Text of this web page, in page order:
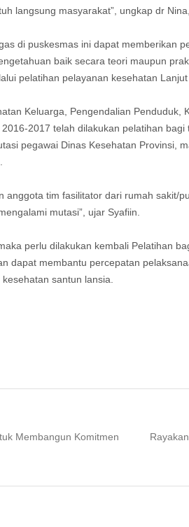
langsung masyarakat”, ungkap dr
di puskesmas ini dapat memberikan
baik secara teori maupun
pelatihan pelayanan kesehatan
Keluarga, Pengendalian Penduduk,
2017 telah dilakukan pelatihan
pegawai Dinas Kesehatan Provinsi,
anggota tim fasilitator dari rumah sakit/
mutasi”, ujar Syafiin.
perlu dilakukan kembali Pelatihan
dapat membantu percepatan
santun lansia.
Membangun Komitmen
Next